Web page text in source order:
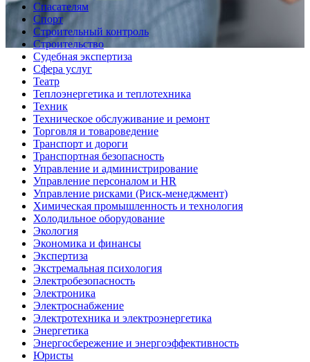
Спасателям
Спорт
Строительный контроль
Строительство
Судебная экспертиза
Сфера услуг
Театр
Теплоэнергетика и теплотехника
Техник
Техническое обслуживание и ремонт
Торговля и товароведение
Транспорт и дороги
Транспортная безопасность
Управление и администрирование
Управление персоналом и HR
Управление рисками (Риск-менеджмент)
Химическая промышленность и технология
Холодильное оборудование
Экология
Экономика и финансы
Экспертиза
Экстремальная психология
Электробезопасность
Электроника
Электроснабжение
Электротехника и электроэнергетика
Энергетика
Энергосбережение и энергоэффективность
Юристы